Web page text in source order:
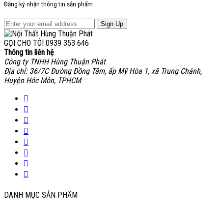
Đăng ký nhận thông tin sản phẩm
Sign Up
GỌI CHO TÔI 0939 353 646
Thông tin liên hệ
Công ty TNHH Hùng Thuận Phát
Địa chỉ: 36/7C Đường Đồng Tâm, ấp Mỹ Hòa 1, xã Trung Chánh,
Huyện Hóc Môn, TPHCM
DANH MỤC SẢN PHẨM